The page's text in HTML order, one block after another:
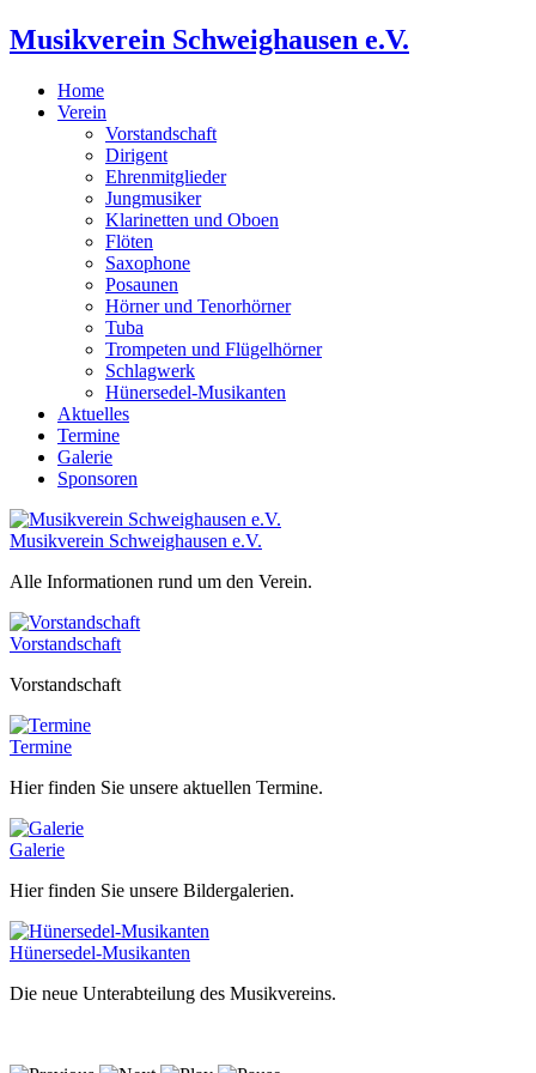
Musikverein Schweighausen e.V.
Home
Verein
Vorstandschaft
Dirigent
Ehrenmitglieder
Jungmusiker
Klarinetten und Oboen
Flöten
Saxophone
Posaunen
Hörner und Tenorhörner
Tuba
Trompeten und Flügelhörner
Schlagwerk
Hünersedel-Musikanten
Aktuelles
Termine
Galerie
Sponsoren
Musikverein Schweighausen e.V.
Alle Informationen rund um den Verein.
Vorstandschaft
Vorstandschaft
Termine
Hier finden Sie unsere aktuellen Termine.
Galerie
Hier finden Sie unsere Bildergalerien.
Hünersedel-Musikanten
Die neue Unterabteilung des Musikvereins.